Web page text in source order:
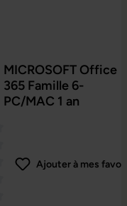
MICROSOFT Office
365 Famille 6-
PC/MAC 1 an
Ajouter à mes